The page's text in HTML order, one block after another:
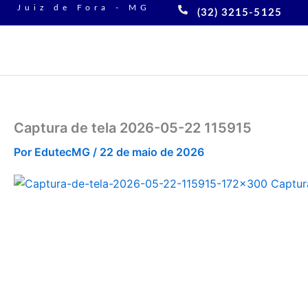
para
Juiz de Fora - MG (32) 3215-5125
Captura de tela 2026-05-22 115915
Por EdutecMG / 22 de maio de 2026